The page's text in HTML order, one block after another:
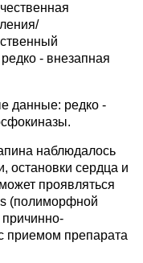
- внезапная
данные: редко -
наблюдалось
остановки сердца и
проявляться
(полиморфной
причинно-
приемом препарата